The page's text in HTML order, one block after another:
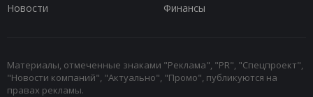
Новости
Финансы
Материалы, отмеченные знаками "Реклама", "PR", "Спецпроект",
"Новости компаний", "Актуально", "Промо", публикуются на
правах рекламы.